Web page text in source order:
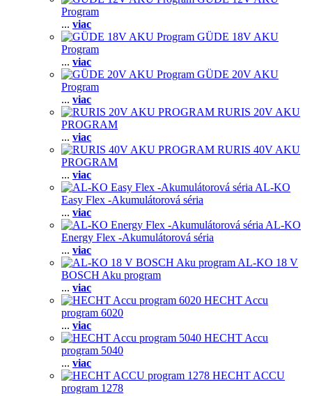
Program
... viac
GÜDE 18V AKU
Program
... viac
GÜDE 20V AKU
Program
... viac
RURIS 20V AKU
PROGRAM
... viac
RURIS 40V AKU
PROGRAM
... viac
AL-KO
Easy Flex -Akumulátorová séria
... viac
AL-KO
Energy Flex -Akumulátorová séria
... viac
AL-KO 18 V
BOSCH Aku program
... viac
HECHT Accu
program 6020
... viac
HECHT Accu
program 5040
... viac
HECHT ACCU
program 1278